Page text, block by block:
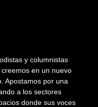
y columnistas
en un nuevo
Apostamos por una
a los sectores
donde sus voces